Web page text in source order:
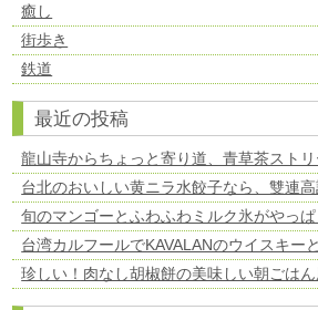
癒し
街歩き
鉄道
最近の投稿
龍山寺からちょっと寄り道、青草茶ストリ
台北のおいしい黄ニラ水餃子なら、雙連
旬のマンゴーとふわふわミルク氷がやっ
台湾カルフールでKAVALANのウイスキー
珍しい！肉なし胡椒餅の美味しい朝ごは